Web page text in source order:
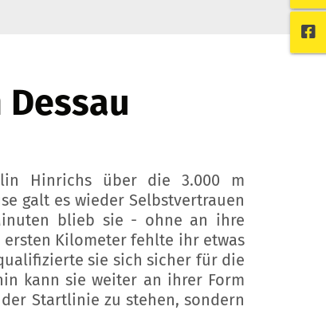
Hinrichs über die 3.000 m
galt es wieder Selbstvertrauen
blieb sie - ohne an ihre
ersten Kilometer fehlte ihr etwas
sie sich sicher für die
kann sie weiter an ihrer Form
Startlinie zu stehen, sondern